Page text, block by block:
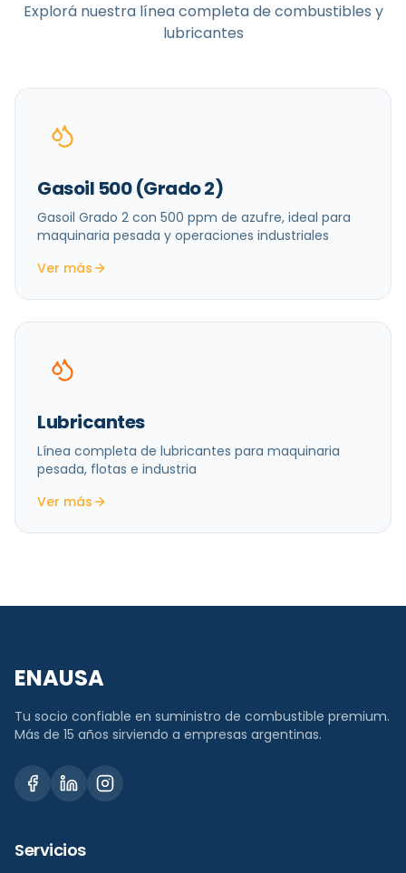
Explorá nuestra línea completa de combustibles y
lubricantes
Gasoil 500 (Grado 2)
Gasoil Grado 2 con 500 ppm de azufre, ideal para
maquinaria pesada y operaciones industriales
Ver más
Lubricantes
Línea completa de lubricantes para maquinaria
pesada, flotas e industria
Ver más
ENAUSA
Tu socio confiable en suministro de combustible premium.
Más de 15 años sirviendo a empresas argentinas.
Servicios